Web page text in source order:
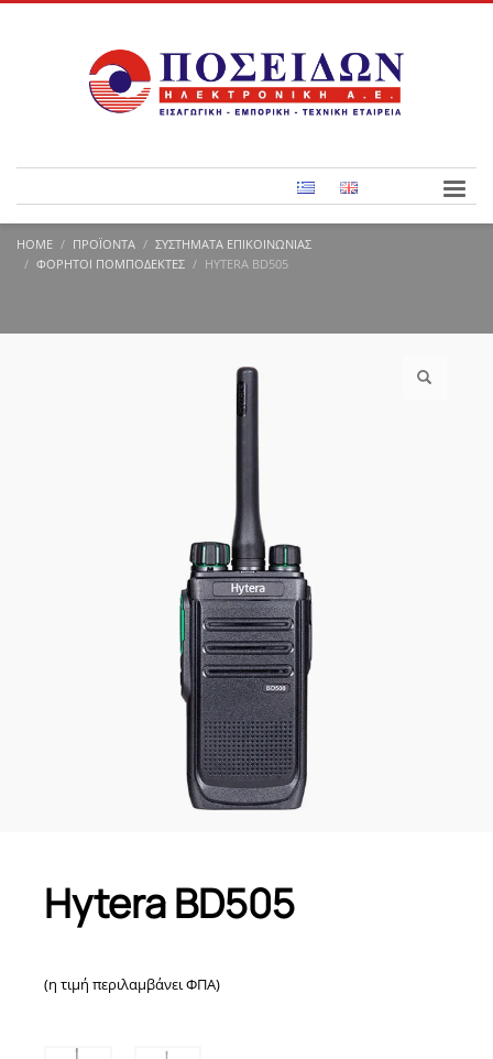
HOME ΠΡΟΪΌΝΤΑ
ΣΥΣΤΉΜΑΤΑ ΕΠΙΚΟΙΝΩΝΊΑΣ
ΦΟΡΗΤΟΊ ΠΟΜΠΟΔΈΚΤΕΣ
HYTERA BD505
Hytera BD505
(η τιμή περιλαμβάνει ΦΠΑ)